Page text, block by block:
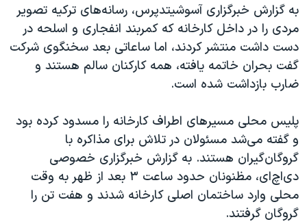
اسرائیل در جنگ
نرگس محمدی برنده جایزه نوبل صلح
همایش محافظه‌کاران آمریکا «سی‌پک»
صفحه‌های ویژه
به گزارش خبرگزاری آسوشیتد‌پرس، رسانه‌های ترکیه تصویر
مردی را در داخل کارخانه که کمربند انفجاری و اسلحه در
دست داشت منتشر کردند، اما ساعاتی بعد سخنگوی شرکت
گفت بحران خاتمه یافته، همه کارکنان سالم هستند و
ضارب بازداشت شده است.
پلیس محلی مسیرهای اطراف کارخانه را مسدود کرده بود
و گفته می‌شد مسئولان در تلاش برای مذاکره با
گروگان‌گیران هستند. به گزارش خبرگزاری خصوصی
دی‌اچ‌ای، مظنونان حدود ساعت ۳ بعد از ظهر به وقت
محلی وارد ساختمان اصلی کارخانه شدند و هفت تن را
گروگان گرفتند.